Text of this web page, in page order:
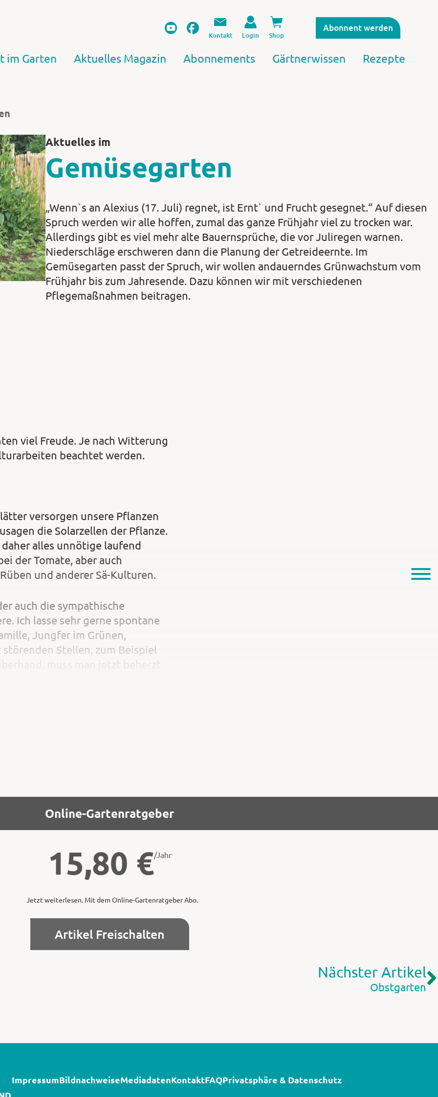
Kontakt Login Shop
Abonnent werden
im Garten Aktuelles Magazin Abonnements Gärtnerwissen Rezepte
Aktuelles im
Gemüsegarten
„Wenn`s an Alexius (17. Juli) regnet, ist Ernt` und Frucht gesegnet.“ Auf diesen
Spruch werden wir alle hoffen, zumal das ganze Frühjahr viel zu trocken war.
Allerdings gibt es viel mehr alte Bauernsprüche, die vor Juliregen warnen.
Niederschläge erschweren dann die Planung der Getreideernte. Im
Gemüsegarten passt der Spruch, wir wollen andauerndes Grünwachstum vom
Frühjahr bis zum Jahresende. Dazu können wir mit verschiedenen
Pflegemaßnahmen beitragen.
viel Freude. Je nach Witterung
beachtet werden.
versorgen unsere Pflanzen
die Solarzellen der Pflanze.
alles unnötige laufend
der Tomate, aber auch
und anderer Sä-Kulturen.
auch die sympathische
Ich lasse sehr gerne spontane
Jungfer im Grünen,
Stellen, zum Beispiel
Online-Gartenratgeber
15,80 €/Jahr
Jetzt weiterlesen. Mit dem Online-Gartenratgeber Abo.
Artikel Freischalten
Nächster Artikel
Obstgarten
ImpressumBildnachweiseMediadatenKontaktFAQPrivatsphäre & Datenschutz